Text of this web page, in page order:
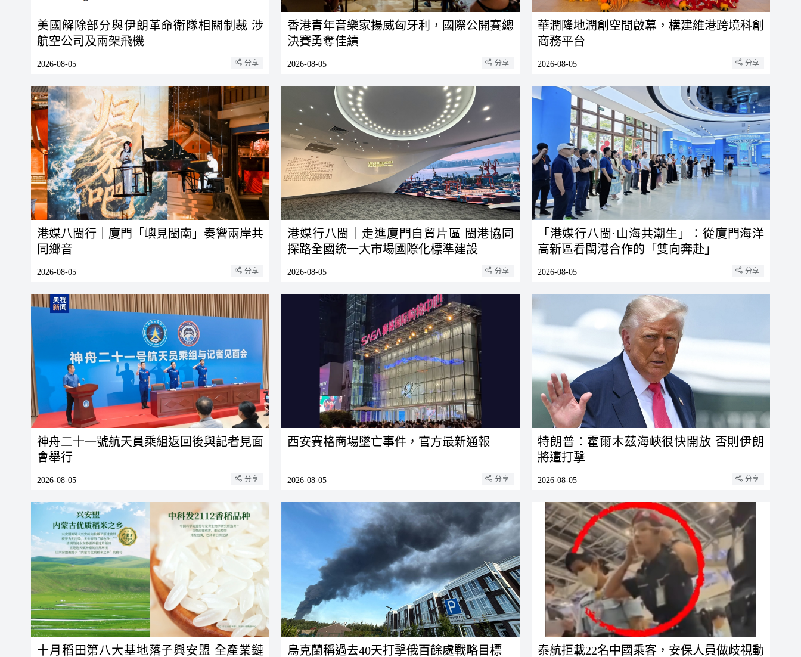
美國解除部分與伊朗革命衛隊相關制裁 涉
航空公司及兩架飛機
2026-08-05 分享
香港青年音樂家揚威匈牙利，國際公開賽總
決賽勇奪佳績
2026-08-05 分享
華潤隆地潤創空間啟幕，構建維港跨境科創
商務平台
2026-08-05 分享
港媒八閩行｜廈門「嶼見閩南」奏響兩岸共
同鄉音
2026-08-05 分享
港媒行八閩｜走進廈門自貿片區 閩港協同
探路全國統一大市場國際化標準建設
2026-08-05 分享
「港媒行八閩·山海共潮生」：從廈門海洋
高新區看閩港合作的「雙向奔赴」
2026-08-05 分享
神舟二十一號航天員乘組返回後與記者見面
會舉行
2026-08-05 分享
西安賽格商場墜亡事件，官方最新通報
2026-08-05 分享
特朗普：霍爾木茲海峽很快開放 否則伊朗
將遭打擊
2026-08-05 分享
十月稻田第八大基地落子興安盟 全產業鏈 烏克蘭稱過去40天打擊俄百餘處戰略目標 泰航拒載22名中國乘客，安保人員做歧視動